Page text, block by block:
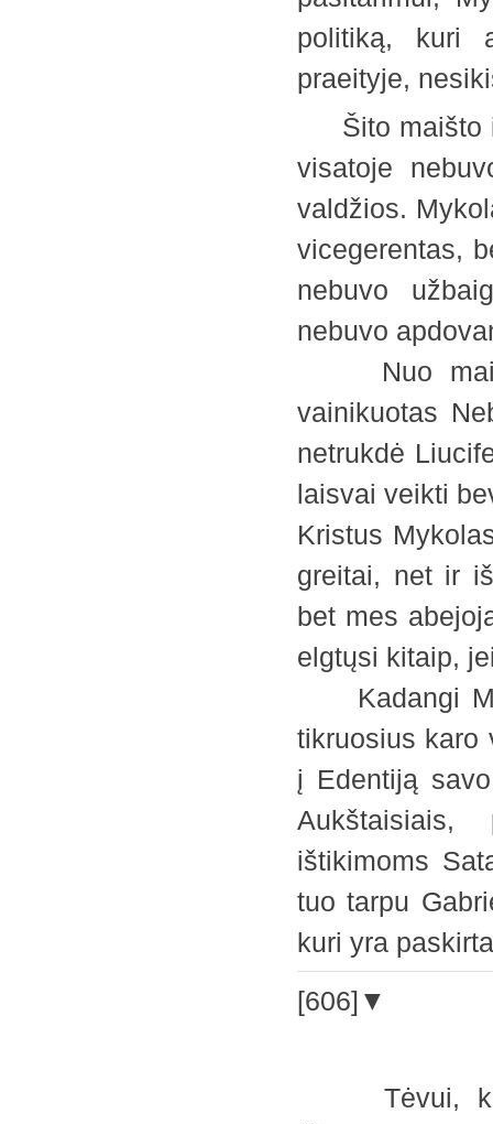
politiką, kuri
praeityje,
Šito maišto ir
visatoje
valdžios.
vicegerentas,
nebuvo
nebuvo
Nuo
vainikuotas
netrukdė
laisvai veikti
Kristus
greitai, net ir
bet mes
elgtųsi kitaip,
Kadangi
tikruosius karo
į Edentiją
Aukštaisiais,
ištikimoms
tuo tarpu
kuri yra
[606]▼
Tėvui,